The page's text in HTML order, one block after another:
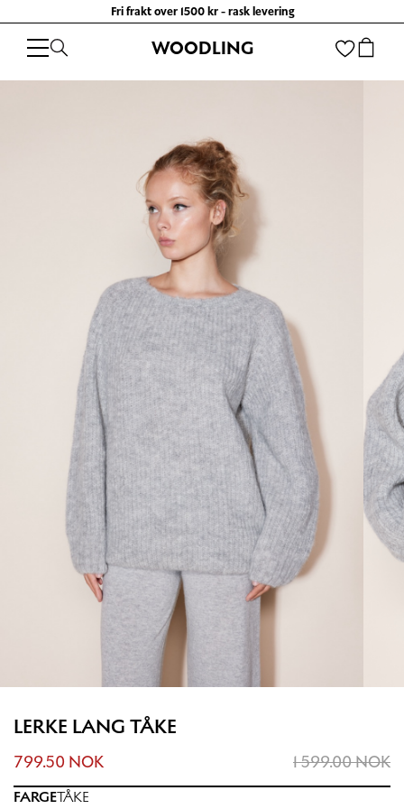
Fri frakt over 1500 kr - rask levering
WOODLING
WOODLING GENSERE
LERKE LANG TÅKE
799.50 NOK 1 599.00 NOK
FARGETÅKE